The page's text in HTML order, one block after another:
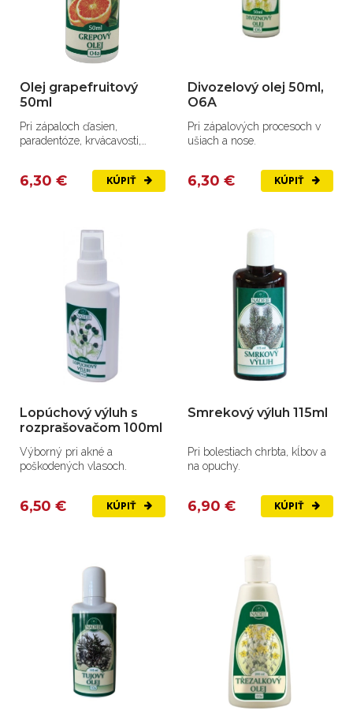
Olej grapefruitový
50ml
Pri zápaloch ďasien,
paradentóze, krvácavosti,
6,30 € KÚPIŤ
Divozelový olej 50ml,
O6A
Pri zápalových procesoch v
ušiach a nose.
6,30 € KÚPIŤ
Lopúchový výluh s
rozprašovačom 100ml
Výborný pri akné a
poškodených vlasoch.
6,50 € KÚPIŤ
Smrekový výluh 115ml
Pri bolestiach chrbta, kĺbov a
na opuchy.
6,90 € KÚPIŤ